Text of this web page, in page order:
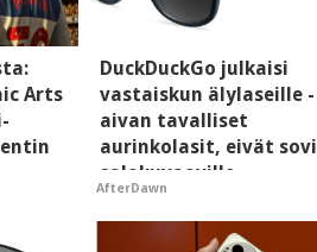
Arts
DuckDuckGo julkaisi
vastaiskun älylaseille -
aivan tavalliset
aurinkolasit, eivät sovi
salakuvaaville
hyypiöille
AfterDawn